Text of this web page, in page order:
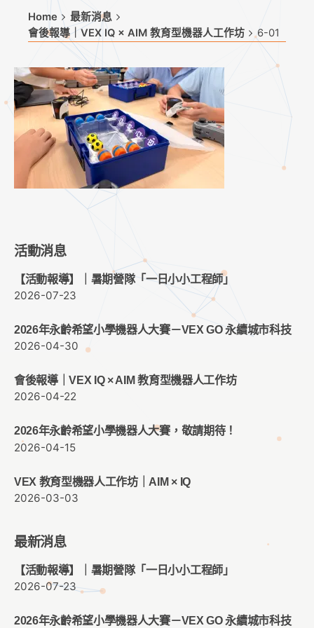
Home
最新消息
會後報導｜VEX IQ × AIM 教育型機器人工作坊
6-01
活動消息
【活動報導】｜暑期營隊「一日小小工程師」
2026-07-23
2026年永齡希望小學機器人大賽－VEX GO 永續城市科技
2026-04-30
會後報導｜VEX IQ × AIM 教育型機器人工作坊
2026-04-22
2026年永齡希望小學機器人大賽，敬請期待！
2026-04-15
VEX 教育型機器人工作坊｜AIM × IQ
2026-03-03
最新消息
【活動報導】｜暑期營隊「一日小小工程師」
2026-07-23
2026年永齡希望小學機器人大賽－VEX GO 永續城市科技